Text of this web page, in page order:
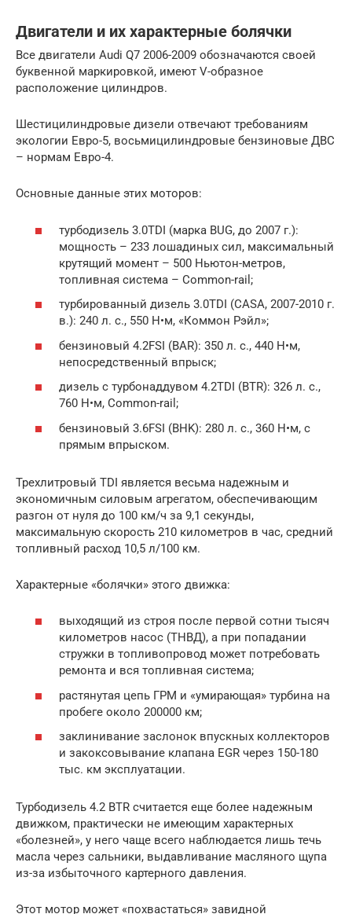
Двигатели и их характерные болячки
Все двигатели Audi Q7 2006-2009 обозначаются своей
буквенной маркировкой, имеют V-образное
расположение цилиндров.
Шестицилиндровые дизели отвечают требованиям
экологии Евро-5, восьмицилиндровые бензиновые ДВС
– нормам Евро-4.
Основные данные этих моторов:
турбодизель 3.0TDI (марка BUG, до 2007 г.):
мощность – 233 лошадиных сил, максимальный
крутящий момент – 500 Ньютон-метров,
топливная система – Common-rail;
турбированный дизель 3.0TDI (CASA, 2007-2010 г.
в.): 240 л. с., 550 Н•м, «Коммон Рэйл»;
бензиновый 4.2FSI (BAR): 350 л. с., 440 Н•м,
непосредственный впрыск;
дизель с турбонаддувом 4.2TDI (BTR): 326 л. с.,
760 Н•м, Common-rail;
бензиновый 3.6FSI (BHK): 280 л. с., 360 Н•м, с
прямым впрыском.
Трехлитровый TDI является весьма надежным и
экономичным силовым агрегатом, обеспечивающим
разгон от нуля до 100 км/ч за 9,1 секунды,
максимальную скорость 210 километров в час, средний
топливный расход 10,5 л/100 км.
Характерные «болячки» этого движка:
выходящий из строя после первой сотни тысяч
километров насос (ТНВД), а при попадании
стружки в топливопровод может потребовать
ремонта и вся топливная система;
растянутая цепь ГРМ и «умирающая» турбина на
пробеге около 200000 км;
заклинивание заслонок впускных коллекторов
и закоксовывание клапана EGR через 150-180
тыс. км эксплуатации.
Турбодизель 4.2 BTR считается еще более надежным
движком, практически не имеющим характерных
«болезней», у него чаще всего наблюдается лишь течь
масла через сальники, выдавливание масляного щупа
из-за избыточного картерного давления.
Этот мотор может «похвастаться» завидной